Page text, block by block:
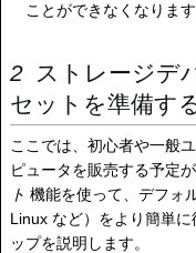
ことができなくなります
ストレージデ
セットを準備す
ここでは、初心者や一般
ピュータを販売する予定
ト 機能を使って、デフォ
Linux など）をより簡単
ップを説明します。